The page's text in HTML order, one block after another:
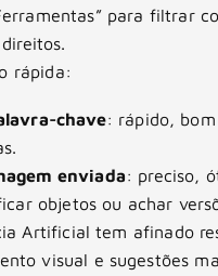
para filtrar
rápida:
chave: rápido,
enviada: preciso,
objetos ou achar
Artificial tem afinado
visual e sugestões